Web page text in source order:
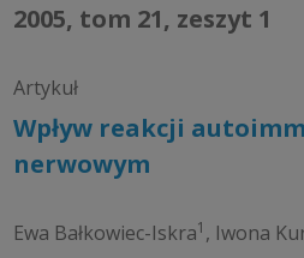
2005, tom 21, zeszyt 1
Artykuł
Wpływ reakcji
nerwowym
Ewa Bałkowiec-Iskra1 , Iwona